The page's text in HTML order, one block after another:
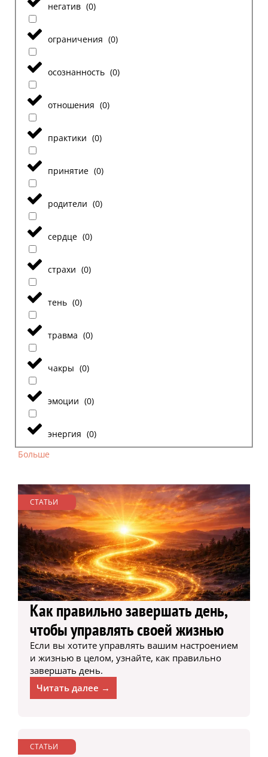
негатив (0)
ограничения (0)
осознанность (0)
отношения (0)
практики (0)
принятие (0)
родители (0)
сердце (0)
страхи (0)
тень (0)
травма (0)
чакры (0)
эмоции (0)
энергия (0)
Больше
СТАТЬИ
Как правильно завершать день,
чтобы управлять своей жизнью
Если вы хотите управлять вашим настроением
и жизнью в целом, узнайте, как правильно
завершать день.
Читать далее →
СТАТЬИ